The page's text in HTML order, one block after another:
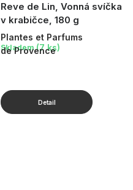
Reve de Lin, Vonná svíčka
v krabičce, 180 g
Plantes et Parfums
de Provence
Skladem (7 ks)